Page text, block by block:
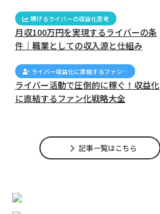
で圧倒的に稼
に直結するファ
イバーの実例｜トップライ
バーの収益構造分析
稼げるライバーの収益化思考
月収100万円を実現するライバーの条
件｜職業としての収入源と仕組み
ライバー収益化に直結するファン…
ライバー活動で圧倒的に稼ぐ！収益化
に直結するファン化戦略大全
記事一覧はこちら